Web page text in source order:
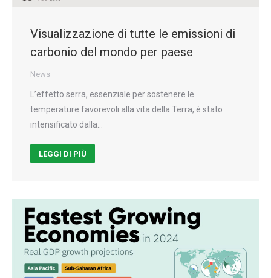
Visualizzazione di tutte le emissioni di
carbonio del mondo per paese
News
L’effetto serra, essenziale per sostenere le
temperature favorevoli alla vita della Terra, è stato
intensificato dalla…
LEGGI DI PIÙ